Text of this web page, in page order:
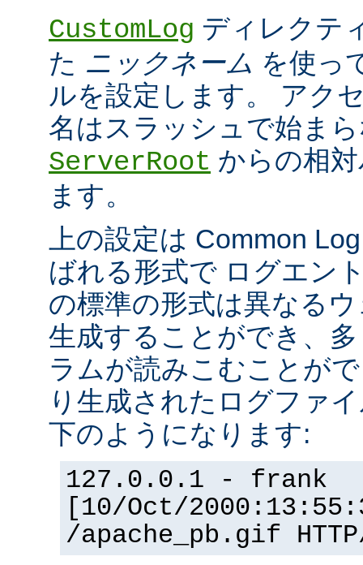
CustomLog ディレクテ
た ニックネーム を使っ
ルを設定します。 アク
名はスラッシュで始ま
ServerRoot からの相
ます。
上の設定は Common
ばれる形式で ログエン
の標準の形式は異なる
生成することができ、
ラムが読みこむことが
り生成されたログファ
下のようになります:
127.0.0.1 - frank
[10/Oct/
/apache_pb.gif